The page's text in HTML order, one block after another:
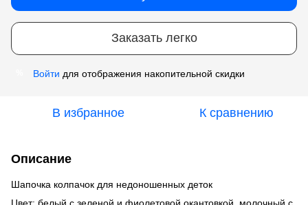
Заказать легко
Войти для отображения накопительной скидки
В избранное К сравнению
Описание
Шапочка колпачок для недоношенных деток
Цвет: белый с зеленой и фиолетовой окантовкой, молочный с